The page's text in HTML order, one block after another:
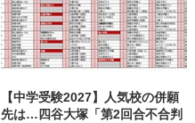
【中学受験2027】人気校の併願
先は…四谷大塚「第2回合不合判